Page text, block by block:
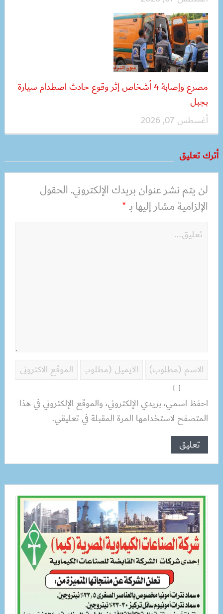
مصرع وإصابة 4 أشخاص إثر وقوع حادث اصطدام سيارة
بجبل
أغسطس 07, 2026
أترك تعليق
لن يتم نشر عنوان بريدك الإلكتروني.الحقول
الإلزامية مشار إليها بـ*
احفظ اسمي، بريدي الإلكتروني، والموقع الإلكتروني في هذا
المتصفح لاستخدامها المرة المقبلة في تعليقي.